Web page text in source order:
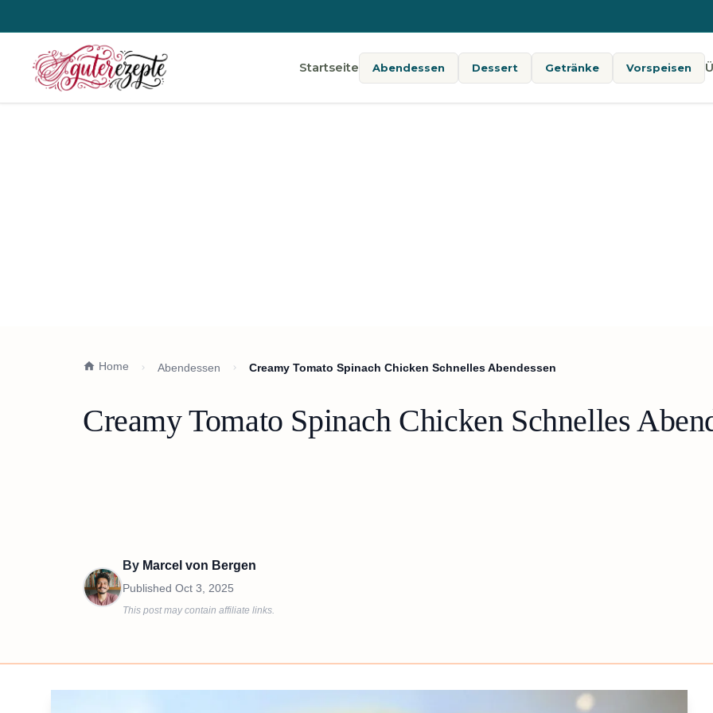
Startseite Abendessen Dessert Getränke Vorspeisen
Home Abendessen Creamy Tomato Spinach Chicken Schnelles Abendessen
Creamy Tomato Spinach Chicken Schnelles
By Marcel von Bergen
Published Oct 3, 2025
This post may contain affiliate links.